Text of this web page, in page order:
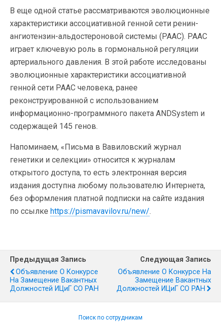
В еще одной статье рассматриваются эволюционные
характеристики ассоциативной генной сети ренин-
ангиотензин-альдостероновой системы (РААС). РААС
играет ключевую роль в гормональной регуляции
артериального давления. В этой работе исследованы
эволюционные характеристики ассоциативной
генной сети РААС человека, ранее
реконструированной с использованием
информационно-программного пакета ANDSystem и
содержащей 145 генов.
Напоминаем, «Письма в Вавиловский журнал
генетики и селекции» относится к журналам
открытого доступа, то есть электронная версия
издания доступна любому пользователю Интернета,
без оформления платной подписки на сайте издания
по ссылке https://pismavavilov.ru/new/.
Предыдущая Запись
Объявление О Конкурсе
На Замещение Вакантных
Должностей ИЦиГ СО РАН
Следующая Запись
Объявление О Конкурсе На
Замещение Вакантных
Должностей ИЦиГ СО РАН
Поиск по сотрудникам